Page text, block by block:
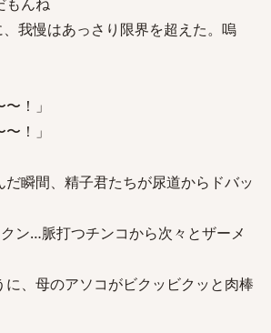
我慢はあっさり限界を超えた。嗚
！」
！」
瞬間、精子君たちが尿道からドバッ
ン…脈打つチンコから次々とザーメ
に、母のアソコがビクッビクッと肉棒